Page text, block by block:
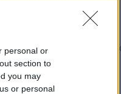
personal or
section to
you may
or personal
με τα πρότυπα
εργασίας.
και προμηθειών.